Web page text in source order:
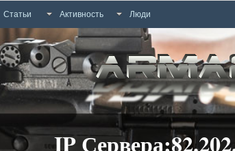
Статьи Активность Люди
IP